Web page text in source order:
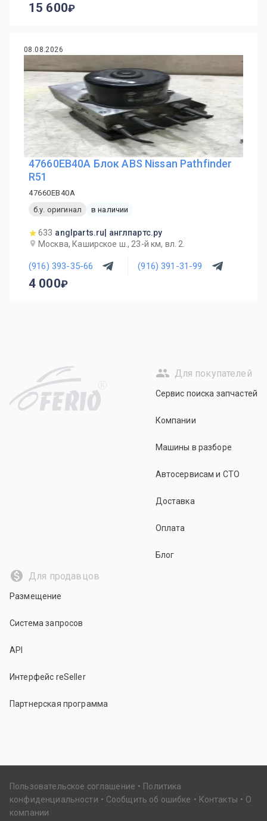
15 600
08.08.2026
47660EB40A Блок ABS Nissan Pathfinder
R51
47660EB40A
б.у. оригинал
в наличии
633 anglparts.ru| англпартс.ру
Москва, Каширское ш., 23-й км, вл. 2.
(916) 393-35-66 (916) 391-31-99
4 000
R
Для покупателей
Сервис поиска запчастей
Компании
Машины в разборе
Автосервисам и СТО
Доставка
Оплата
Блог
Для продавцов
Размещение
Система запросов
API
Интерфейс reSeller
Партнерская программа
Пользовательское соглашение
Политика
конфиденциальности
Сообщить об ошибке Контакты
О
компании